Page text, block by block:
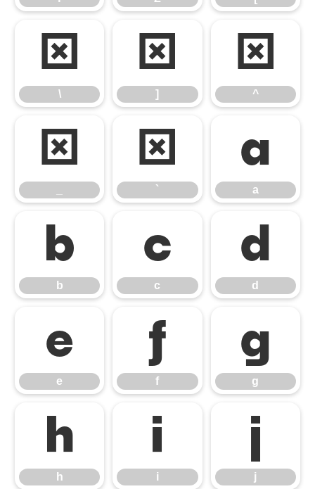
\
\
]
]
^
^
_ `
`
a
a
b
b
c
c
d
d
e
e
f
f
g
g
h
h
i
i
j
j